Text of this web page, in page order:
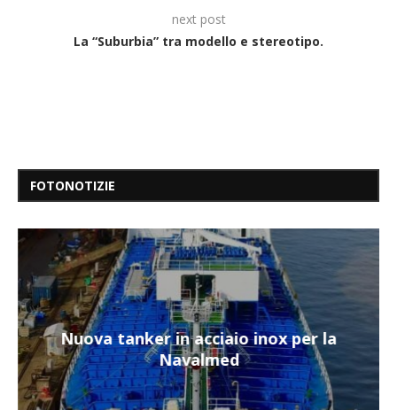
next post
La “Suburbia” tra modello e stereotipo.
FOTONOTIZIE
Nuova tanker in acciaio inox per la
Navalmed